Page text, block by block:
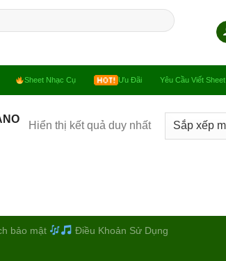
Sheet Nhạc Cụ Ưu Đãi Yêu Cầu Viết Sheet
Hiển thị kết quả duy nhất
bảo mật Điều Khoản Sử Dụng